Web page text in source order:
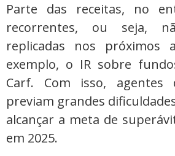
Parte das receitas, no
recorrentes, ou seja,
replicadas nos próximos
exemplo, o IR sobre
Carf. Com isso, agentes
previam grandes
alcançar a meta de
em 2025.